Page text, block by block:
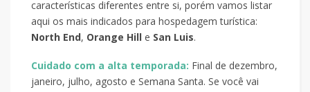
características diferentes entre si, porém vamos listar
aqui os mais indicados para hospedagem turística:
North End, Orange Hill e San Luis.
Cuidado com a alta temporada: Final de dezembro,
janeiro, julho, agosto e Semana Santa. Se você vai